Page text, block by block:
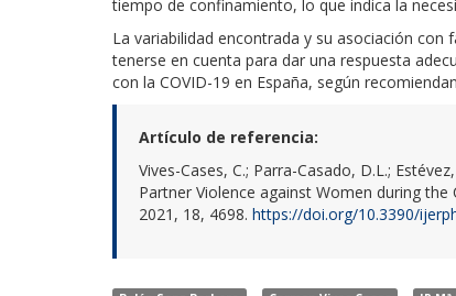
tiempo de confinamiento, lo que indica la
La variabilidad encontrada y su asociación
tenerse en cuenta para dar una respuesta
con la COVID-19 en España, según
Artículo de referencia:
Vives-Cases, C.; Parra-Casado, D.L.;
Partner Violence against Women during the
2021, 18, 4698. https://doi.org/10.3390/